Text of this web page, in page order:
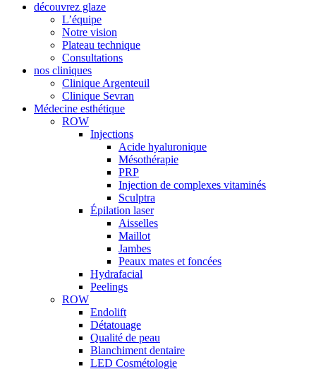
découvrez glaze
L’équipe
Notre vision
Plateau technique
Consultations
nos cliniques
Clinique Argenteuil
Clinique Sevran
Médecine esthétique
ROW
Injections
Acide hyaluronique
Mésothérapie
PRP
Injection de complexes vitaminés
Sculptra
Épilation laser
Aisselles
Maillot
Jambes
Peaux mates et foncées
Hydrafacial
Peelings
ROW
Endolift
Détatouage
Qualité de peau
Blanchiment dentaire
LED Cosmétologie